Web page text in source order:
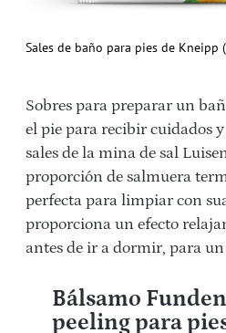
Sales de baño para pies de Kneipp
Sobres para preparar un
el pie para recibir cuidados
sales de la mina de sal
proporción de salmuera
perfecta para limpiar con
proporciona un efecto
antes de ir a dormir, para un
Bálsamo
peeling para